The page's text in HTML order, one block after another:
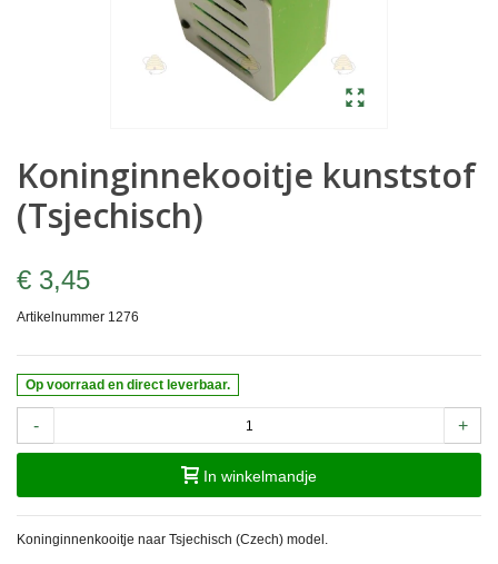
Koninginnekooitje kunststof
(Tsjechisch)
€ 3,45
Artikelnummer 1276
Op voorraad en direct leverbaar.
- +
In winkelmandje
Koninginnenkooitje naar Tsjechisch (Czech) model.